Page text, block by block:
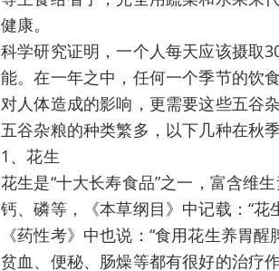
健康。
科学研究证明，一个人每天应该摄取
能。在一年之中，任何一个季节的饮
对人体造成的影响，更需要这些五谷
五谷杂粮的种类繁多，以下几种在秋
1、花生
花生是“十大长寿食品”之一，富含维
钙、磷等，《本草纲目》中记载：“
《药性考》中也说：“食用花生养胃
贫血、便秘、肠燥等都有很好的治疗